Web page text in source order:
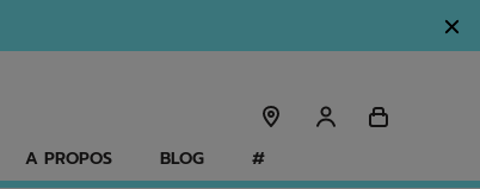
A PROPOS BLOG #